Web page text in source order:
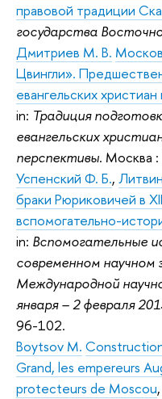
правовой традиции
государства
Дмитриев М. В.
Цвингли».
евангельских
in: Традиция
евангельских
перспективы. Москва
Успенский Ф. Б.,
браки Рюриковичей в
вспомогательно-
in: Вспомогательные
современном
Международной
января – 2 февраля
96-102.
Boytsov M.
Grand, les empereurs
protecteurs de Moscou